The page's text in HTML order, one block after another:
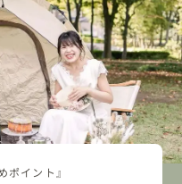
ポイント』